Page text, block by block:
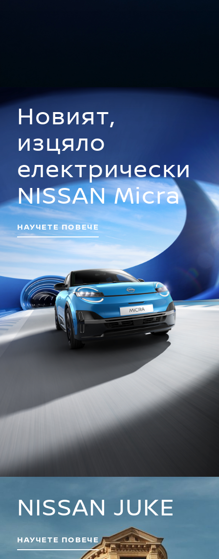
Новият,
изцяло
електрически
NISSAN Micra
НАУЧЕТЕ ПОВЕЧЕ
NISSAN JUKE
НАУЧЕТЕ ПОВЕЧЕ